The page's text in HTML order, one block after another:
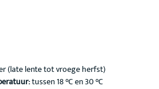
(late lente tot vroege herfst)
tussen 18 °C en 30 °C